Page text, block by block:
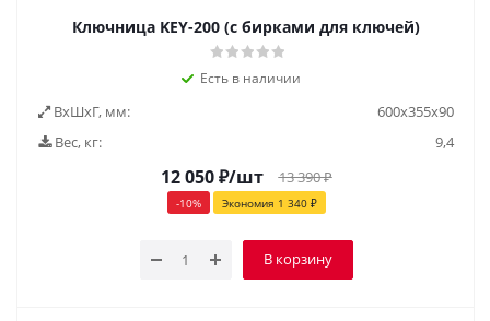
Ключница KEY-200 (с бирками для ключей)
Есть в наличии
ВxШxГ, мм:
600x355x90
Вес, кг:
9,4
12 050₽/шт 13 390₽
-10% Экономия 1 340₽
В корзину